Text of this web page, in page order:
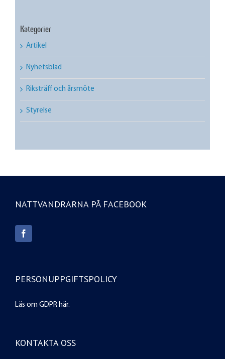
Kategorier
Artikel
Nyhetsblad
Riksträff och årsmöte
Styrelse
NATTVANDRARNA PÅ FACEBOOK
PERSONUPPGIFTSPOLICY
Läs om GDPR här.
KONTAKTA OSS